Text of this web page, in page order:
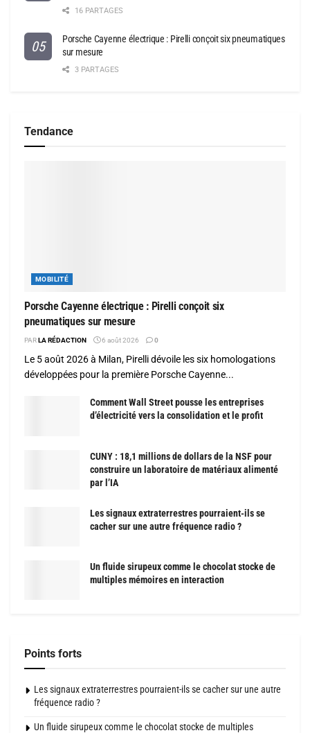
16 PARTAGES
Porsche Cayenne électrique : Pirelli conçoit six pneumatiques
sur mesure
3 PARTAGES
Tendance
MOBILITÉ
Porsche Cayenne électrique : Pirelli conçoit six
pneumatiques sur mesure
PAR LA RÉDACTION 6 août 2026 0
Le 5 août 2026 à Milan, Pirelli dévoile les six homologations
développées pour la première Porsche Cayenne...
Comment Wall Street pousse les entreprises
d’électricité vers la consolidation et le profit
CUNY : 18,1 millions de dollars de la NSF pour
construire un laboratoire de matériaux alimenté
par l’IA
Les signaux extraterrestres pourraient-ils se
cacher sur une autre fréquence radio ?
Un fluide sirupeux comme le chocolat stocke de
multiples mémoires en interaction
Points forts
Les signaux extraterrestres pourraient-ils se cacher sur une autre
fréquence radio ?
Un fluide sirupeux comme le chocolat stocke de multiples